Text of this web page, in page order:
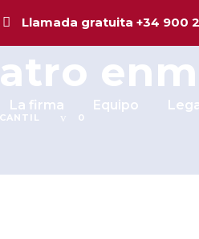
Llamada gratuita +34 900
La firma Equipo
se
0